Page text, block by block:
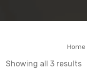
Home
Showing all 3 results